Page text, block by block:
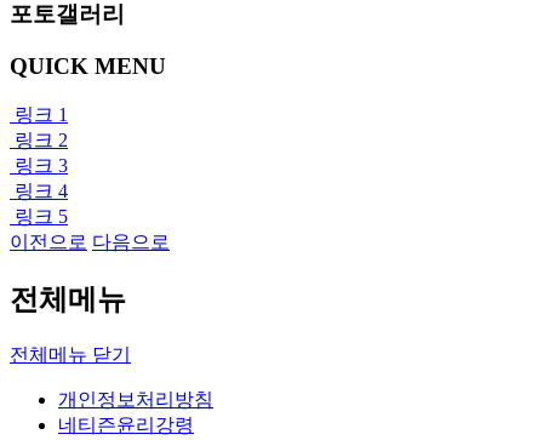
포토갤러리
QUICK MENU
링크 1
링크 2
링크 3
링크 4
링크 5
이전으로 다음으로
전체메뉴
전체메뉴 닫기
개인정보처리방침
네티즌윤리강령